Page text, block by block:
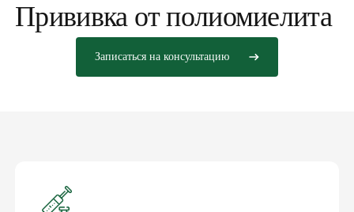
Прививка от полиомиелита
Записаться на консультацию